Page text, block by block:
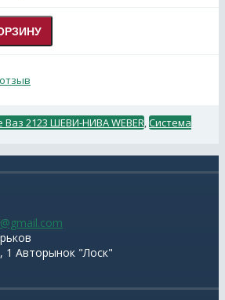
2123 ШЕВИ-НИВА WEBER Система
1 Авторынок "Лоск"